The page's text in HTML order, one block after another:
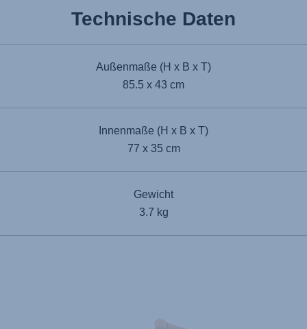
Technische Daten
Außenmaße (H x B x T)
85.5 x 43 cm
Innenmaße (H x B x T)
77 x 35 cm
Gewicht
3.7 kg